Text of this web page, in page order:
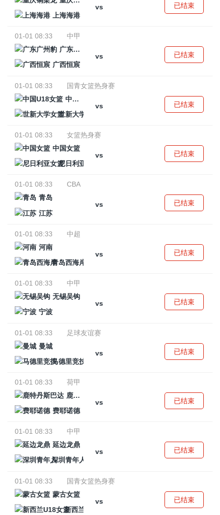
vs
上海海港
已结束
01-01 08:33
中甲
广东广州豹
vs
广西恒宸
已结束
01-01 08:33
国青女篮热身赛
中国U18女篮
vs
世新大学女篮
已结束
01-01 08:33
女篮热身赛
中国女篮
vs
尼日利亚女篮
已结束
01-01 08:33
CBA
青岛
vs
江苏
已结束
01-01 08:33
中超
河南
vs
青岛西海岸
已结束
01-01 08:33
中甲
无锡吴钩
vs
宁波
已结束
01-01 08:33
足球友谊赛
曼城
vs
马德里竞技
已结束
01-01 08:33
荷甲
鹿特丹斯巴达
vs
费耶诺德
已结束
01-01 08:33
中甲
延边龙鼎
vs
深圳青年人
已结束
01-01 08:33
国青女篮热身赛
蒙古女篮
vs
新西兰U18女篮
已结束